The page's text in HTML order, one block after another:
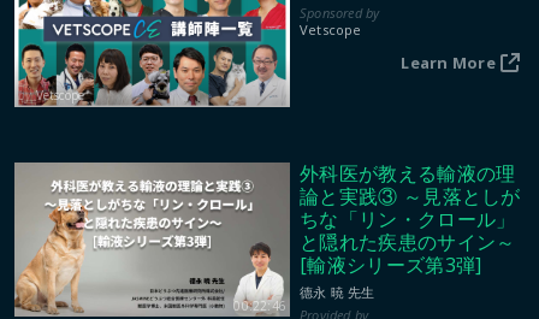
Vetscope
Vetscope
Learn More
00:22:46
外科医が教える輸液の理
論と実践③ ～見落としが
ちな「リン・クロール」
と隠れた疾患のサイン～
[輸液シリーズ第3弾]
德永 暁 先生